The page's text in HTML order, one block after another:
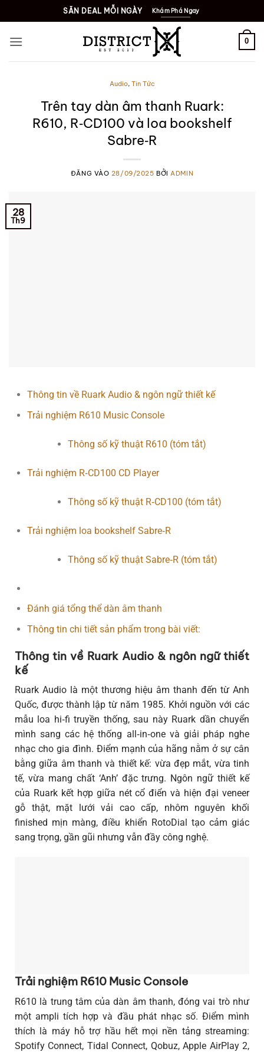
SĂN DEAL MỖI NGÀY Khám Phá Ngay
0
Audio, Tin Tức
Trên tay dàn âm thanh Ruark:
R610, R‑CD100 và loa bookshelf
Sabre‑R
ĐĂNG VÀO 28/09/2025 BỞI ADMIN
28
Th9
Thông tin về Ruark Audio & ngôn ngữ thiết kế
Trải nghiệm R610 Music Console
Thông số kỹ thuật R610 (tóm tắt)
Trải nghiệm R‑CD100 CD Player
Thông số kỹ thuật R‑CD100 (tóm tắt)
Trải nghiệm loa bookshelf Sabre‑R
Thông số kỹ thuật Sabre‑R (tóm tắt)
Đánh giá tổng thể dàn âm thanh
Thông tin chi tiết sản phẩm trong bài viết:
Thông tin về Ruark Audio & ngôn ngữ thiết
kế
Ruark Audio là một thương hiệu âm thanh đến từ Anh
Quốc, được thành lập từ năm 1985. Khởi nguồn với các
mẫu loa hi‑fi truyền thống, sau này Ruark dần chuyển
mình sang các hệ thống all‑in‑one và giải pháp nghe
nhạc cho gia đình. Điểm mạnh của hãng nằm ở sự cân
bằng giữa âm thanh và thiết kế: vừa đẹp mắt, vừa tinh
tế, vừa mang chất ‘Anh’ đặc trưng. Ngôn ngữ thiết kế
của Ruark kết hợp giữa nét cổ điển và hiện đại veneer
gỗ thật, mặt lưới vải cao cấp, nhôm nguyên khối
finished mịn màng, điều khiển RotoDial tạo cảm giác
sang trọng, gần gũi nhưng vẫn đầy công nghệ.
Trải nghiệm R610 Music Console
R610 là trung tâm của dàn âm thanh, đóng vai trò như
một ampli tích hợp và đầu phát nhạc số. Điểm mình
thích là máy hỗ trợ hầu hết mọi nền tảng streaming:
Spotify Connect, Tidal Connect, Qobuz, Apple AirPlay 2,